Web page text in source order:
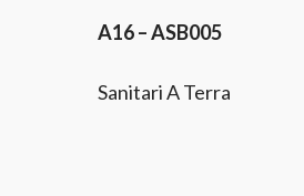
A16 – ASB005
Sanitari A Terra